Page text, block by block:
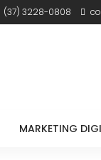
(37) 3228-0808
MARKETING